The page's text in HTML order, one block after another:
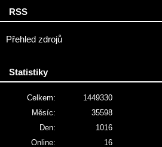
RSS
Přehled zdrojů
Statistiky
Online: 16
Celkem:
1449330
Měsíc:
35598
Den:
1016